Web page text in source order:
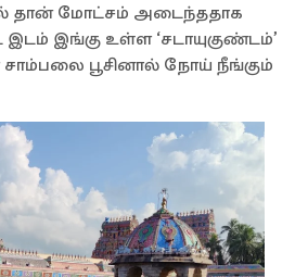
தான் மோட்சம் அடைந்ததாக
இங்கு உள்ள ‘சடாயுகுண்டம்’
பூசினால் நோய் நீங்கும்